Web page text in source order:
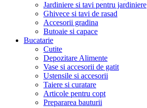
Jardiniere si tavi pentru jardiniere
Ghivece si tavi de rasad
Accesorii gradina
Butoaie si capace
Bucatarie
Cutite
Depozitare Alimente
Vase si accesorii de gatit
Ustensile si accesorii
Taiere si curatare
Articole pentru copt
Prepararea bauturii